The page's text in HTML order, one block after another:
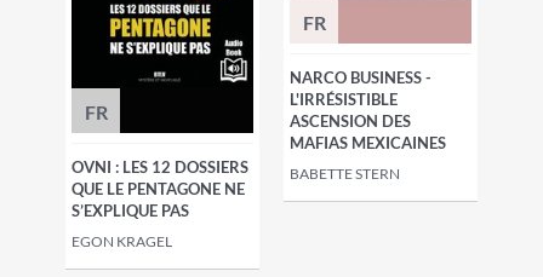
FR
OVNI : LES 12 DOSSIERS
QUE LE PENTAGONE NE
S’EXPLIQUE PAS
EGON KRAGEL
FR
NARCO BUSINESS -
L'IRRÉSISTIBLE
ASCENSION DES
MAFIAS MEXICAINES
BABETTE STERN